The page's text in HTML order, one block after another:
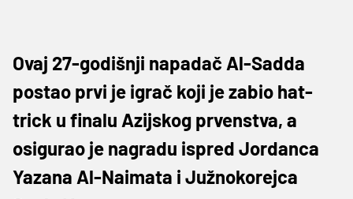
Ovaj 27-godišnji napadač Al-Sadda
postao prvi je igrač koji je zabio hat-
trick u finalu Azijskog prvenstva, a
osigurao je nagradu ispred Jordanca
Yazana Al-Naimata i Južnokorejca